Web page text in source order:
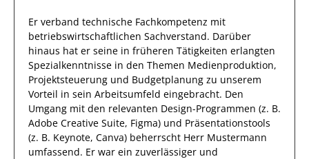
Er verband technische Fachkompetenz mit
betriebswirtschaftlichen Sachverstand. Darüber
hinaus hat er seine in früheren Tätigkeiten erlangten
Spezialkenntnisse in den Themen Medienproduktion,
Projektsteuerung und Budgetplanung zu unserem
Vorteil in sein Arbeitsumfeld eingebracht. Den
Umgang mit den relevanten Design-Programmen (z. B.
Adobe Creative Suite, Figma) und Präsentationstools
(z. B. Keynote, Canva) beherrscht Herr Mustermann
umfassend. Er war ein zuverlässiger und